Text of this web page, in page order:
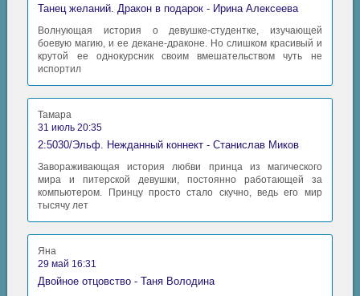
03_12
04_01
04_02
04_03
04_04
04_05
04_06
04_07
05_01
05_02
Танец желаний. Дракон в подарок - Ирина Алексеева
Волнующая история о девушке-студентке, изучающей
боевую магию, и ее декане-драконе. Но слишком красивый и
крутой ее однокурсник своим вмешательством чуть не
испортил
Тамара
31 июль 20:35
2:5030/Эльф. Нежданный коннект - Станислав Миков
Завораживающая история любви принца из магического
мира и питерской девушки, постоянно работающей за
компьютером. Принцу просто стало скучно, ведь его мир
тысячу лет
Яна
29 май 16:31
Двойное отцовство - Таня Володина